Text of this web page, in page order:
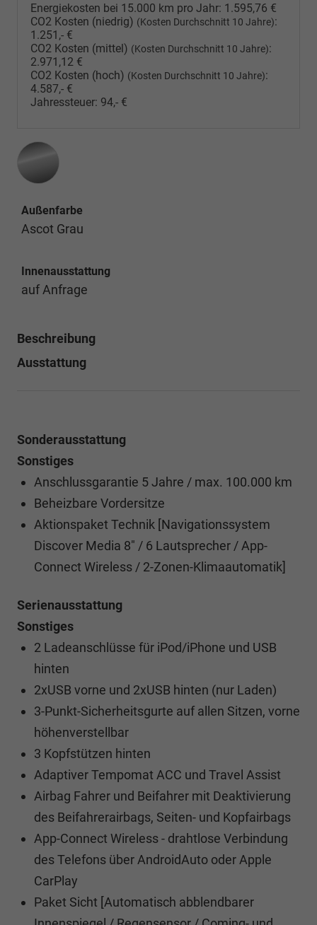
Energiekosten bei 15.000 km pro Jahr: 1.595,76 €
CO2 Kosten (niedrig) (Kosten Durchschnitt 10 Jahre):
1.251,- €
CO2 Kosten (mittel) (Kosten Durchschnitt 10 Jahre):
2.971,12 €
CO2 Kosten (hoch) (Kosten Durchschnitt 10 Jahre):
4.587,- €
Jahressteuer: 94,- €
Außenfarbe
Ascot Grau
Innenausstattung
auf Anfrage
Beschreibung
Ausstattung
Sonderausstattung
Sonstiges
Anschlussgarantie 5 Jahre / max. 100.000 km
Beheizbare Vordersitze
Aktionspaket Technik [Navigationssystem
Discover Media 8" / 6 Lautsprecher / App-
Connect Wireless / 2-Zonen-Klimaautomatik]
Serienausstattung
Sonstiges
2 Ladeanschlüsse für iPod/iPhone und USB
hinten
2xUSB vorne und 2xUSB hinten (nur Laden)
3-Punkt-Sicherheitsgurte auf allen Sitzen, vorne
höhenverstellbar
3 Kopfstützen hinten
Adaptiver Tempomat ACC und Travel Assist
Airbag Fahrer und Beifahrer mit Deaktivierung
des Beifahrerairbags, Seiten- und Kopfairbags
App-Connect Wireless - drahtlose Verbindung
des Telefons über AndroidAuto oder Apple
CarPlay
Paket Sicht [Automatisch abblendbarer